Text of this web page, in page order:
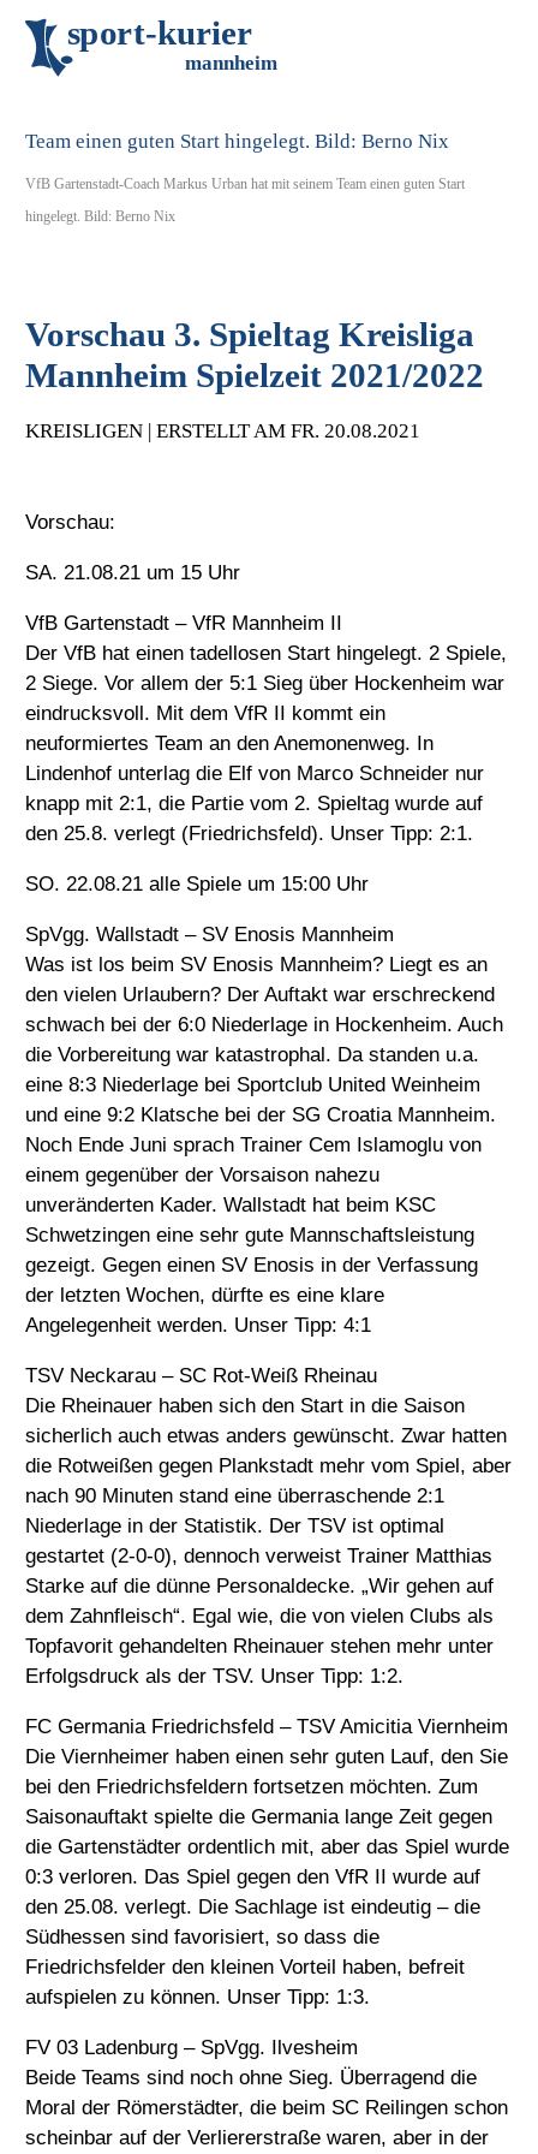
sport-kurier
mannheim
VfB Gartenstadt-Coach Markus Urban hat mit seinem Team einen guten Start
hingelegt. Bild: Berno Nix
Vorschau 3. Spieltag Kreisliga
Mannheim Spielzeit 2021/2022
KREISLIGEN | ERSTELLT AM FR. 20.08.2021
Vorschau:
SA. 21.08.21 um 15 Uhr
VfB Gartenstadt – VfR Mannheim II
Der VfB hat einen tadellosen Start hingelegt. 2 Spiele,
2 Siege. Vor allem der 5:1 Sieg über Hockenheim war
eindrucksvoll. Mit dem VfR II kommt ein
neuformiertes Team an den Anemonenweg. In
Lindenhof unterlag die Elf von Marco Schneider nur
knapp mit 2:1, die Partie vom 2. Spieltag wurde auf
den 25.8. verlegt (Friedrichsfeld). Unser Tipp: 2:1.
SO. 22.08.21 alle Spiele um 15:00 Uhr
SpVgg. Wallstadt – SV Enosis Mannheim
Was ist los beim SV Enosis Mannheim? Liegt es an
den vielen Urlaubern? Der Auftakt war erschreckend
schwach bei der 6:0 Niederlage in Hockenheim. Auch
die Vorbereitung war katastrophal. Da standen u.a.
eine 8:3 Niederlage bei Sportclub United Weinheim
und eine 9:2 Klatsche bei der SG Croatia Mannheim.
Noch Ende Juni sprach Trainer Cem Islamoglu von
einem gegenüber der Vorsaison nahezu
unveränderten Kader. Wallstadt hat beim KSC
Schwetzingen eine sehr gute Mannschaftsleistung
gezeigt. Gegen einen SV Enosis in der Verfassung
der letzten Wochen, dürfte es eine klare
Angelegenheit werden. Unser Tipp: 4:1
TSV Neckarau – SC Rot-Weiß Rheinau
Die Rheinauer haben sich den Start in die Saison
sicherlich auch etwas anders gewünscht. Zwar hatten
die Rotweißen gegen Plankstadt mehr vom Spiel, aber
nach 90 Minuten stand eine überraschende 2:1
Niederlage in der Statistik. Der TSV ist optimal
gestartet (2-0-0), dennoch verweist Trainer Matthias
Starke auf die dünne Personaldecke. „Wir gehen auf
dem Zahnfleisch“. Egal wie, die von vielen Clubs als
Topfavorit gehandelten Rheinauer stehen mehr unter
Erfolgsdruck als der TSV. Unser Tipp: 1:2.
FC Germania Friedrichsfeld – TSV Amicitia Viernheim
Die Viernheimer haben einen sehr guten Lauf, den Sie
bei den Friedrichsfeldern fortsetzen möchten. Zum
Saisonauftakt spielte die Germania lange Zeit gegen
die Gartenstädter ordentlich mit, aber das Spiel wurde
0:3 verloren. Das Spiel gegen den VfR II wurde auf
den 25.08. verlegt. Die Sachlage ist eindeutig – die
Südhessen sind favorisiert, so dass die
Friedrichsfelder den kleinen Vorteil haben, befreit
aufspielen zu können. Unser Tipp: 1:3.
FV 03 Ladenburg – SpVgg. Ilvesheim
Beide Teams sind noch ohne Sieg. Überragend die
Moral der Römerstädter, die beim SC Reilingen schon
scheinbar auf der Verliererstraße waren, aber in der